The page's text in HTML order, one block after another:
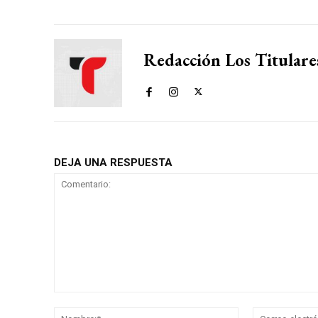
Redacción Los
DEJA UNA RESPUESTA
Nombre:*